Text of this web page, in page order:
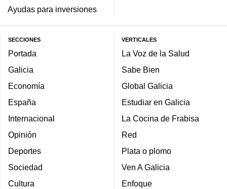
Ayudas para inversiones
SECCIONES
Portada
Galicia
Economía
España
Internacional
Opinión
Deportes
Sociedad
Cultura
VERTICALES
La Voz de la Salud
Sabe Bien
Global Galicia
Estudiar en Galicia
La Cocina de Frabisa
Red
Plata o plomo
Ven A Galicia
Enfoque